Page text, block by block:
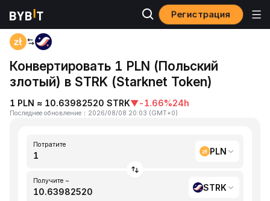
Регистрация
Главная
Конвертировать 1 PLN (Польский
злотый) в STRK (Starknet Token)
1 PLN ≈ 10.63982520 STRK▼-1.66%24h
Последнее обновление ： 2026/08/08 20:03 (GMT+0)
Потратите
PLN
Получите ~
STRK